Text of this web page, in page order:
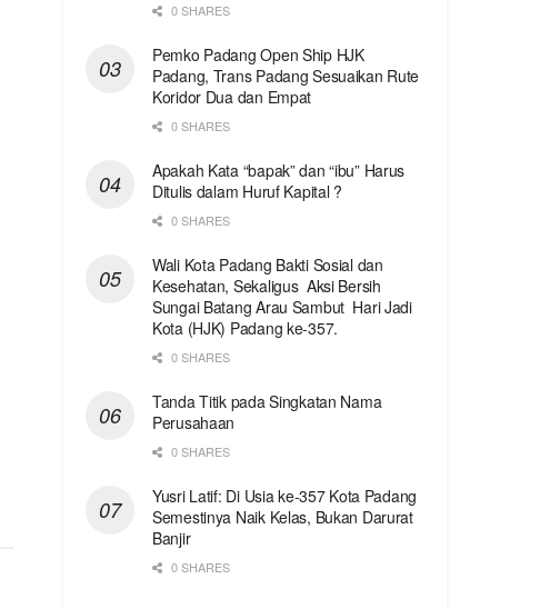
0 SHARES
Pemko Padang Open Ship HJK
Padang, Trans Padang Sesuaikan Rute
Koridor Dua dan Empat
0 SHARES
Apakah Kata “bapak” dan “ibu” Harus
Ditulis dalam Huruf Kapital ?
0 SHARES
Wali Kota Padang Bakti Sosial dan
Kesehatan, Sekaligus Aksi Bersih
Sungai Batang Arau Sambut Hari Jadi
Kota (HJK) Padang ke-357.
0 SHARES
Tanda Titik pada Singkatan Nama
Perusahaan
0 SHARES
Yusri Latif: Di Usia ke-357 Kota Padang
Semestinya Naik Kelas, Bukan Darurat
Banjir
0 SHARES